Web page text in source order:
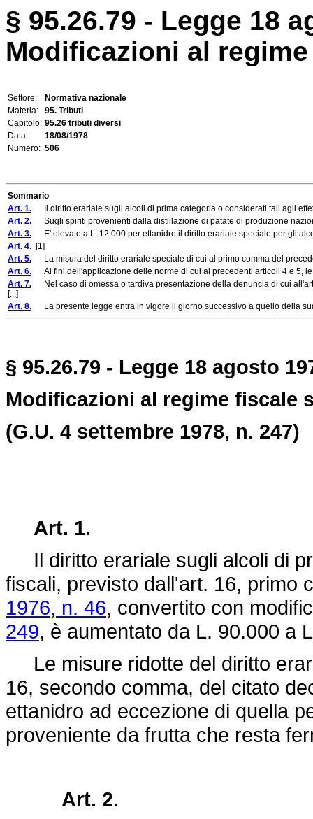
§ 95.26.79 - Legge 18
Modificazioni al
Settore:
Normativa nazionale
Materia:
95. Tributi
Capitolo: 95.26 tributi diversi
Data:
18/08/1978
Numero: 506
Sommario
Art. 1. Il diritto erariale sugli alcoli di prima categoria o considerati tali agli
Art. 2. Sugli spiriti provenienti dalla distillazione di patate di produzione
Art. 3. E' elevato a L. 12.000 per ettanidro il diritto erariale speciale per gli
Art. 4. [1]
Art. 5. La misura del diritto erariale speciale di cui al primo comma del
Art. 6. Ai fini dell'applicazione delle norme di cui ai precedenti articoli 4 e 5,
Art. 7. Nel caso di omessa o tardiva presentazione della denuncia di cui
[...]
Art. 8. La presente legge entra in vigore il giorno successivo a quello della
§ 95.26.79 - Legge 18 agosto
Modificazioni al regime fiscale
(G.U. 4 settembre 1978, n. 247)
Art. 1.
Il diritto erariale sugli alcoli di
fiscali, previsto dall'art. 16, primo
1976, n. 46, convertito con
249, è aumentato da L. 90.000 a
Le misure ridotte del diritto
16, secondo comma, del citato
ettanidro ad eccezione di quella
proveniente da frutta che resta
Art. 2.